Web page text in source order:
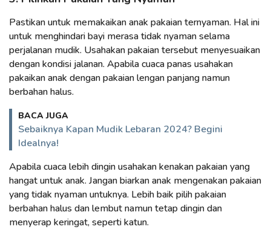
Pastikan untuk memakaikan anak pakaian ternyaman. Hal ini
untuk menghindari bayi merasa tidak nyaman selama
perjalanan mudik. Usahakan pakaian tersebut menyesuaikan
dengan kondisi jalanan. Apabila cuaca panas usahakan
pakaikan anak dengan pakaian lengan panjang namun
berbahan halus.
BACA JUGA
Sebaiknya Kapan Mudik Lebaran 2024? Begini
Idealnya!
Apabila cuaca lebih dingin usahakan kenakan pakaian yang
hangat untuk anak. Jangan biarkan anak mengenakan pakaian
yang tidak nyaman untuknya. Lebih baik pilih pakaian
berbahan halus dan lembut namun tetap dingin dan
menyerap keringat, seperti katun.